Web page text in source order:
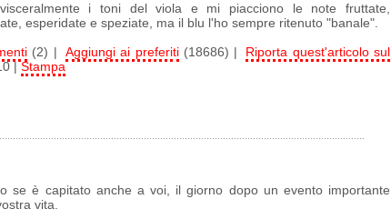
i toni del viola e mi piacciono le note fruttate,
esperidate e speziate, ma il blu l'ho sempre ritenuto "banale".
(2) | Aggiungi ai preferiti(18686) |
Riporta quest'articolo sul
|Stampa
se è capitato anche a voi, il giorno dopo un evento importante
vita.